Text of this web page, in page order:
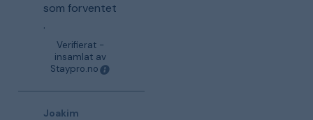
som forventet
.
Verifierat -
insamlat av
Staypro.no
Joakim